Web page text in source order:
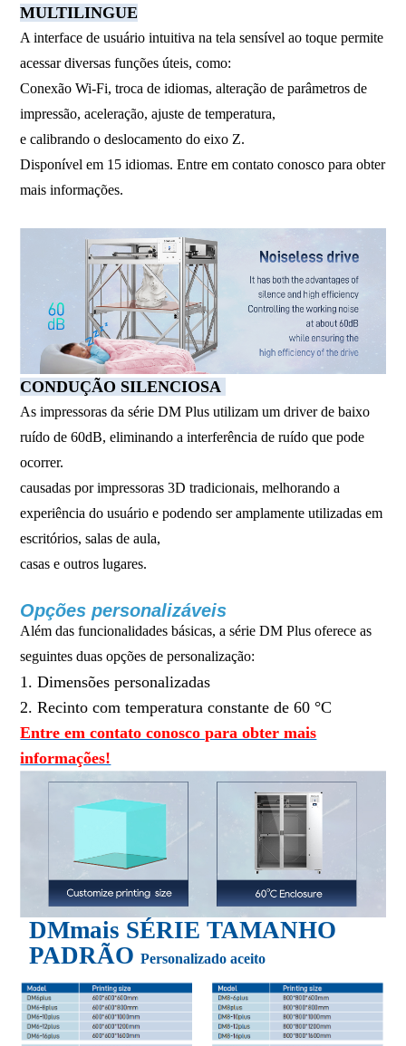
MULTILINGUE
A interface de usuário intuitiva na tela sensível ao toque permite
acessar diversas funções úteis, como:
Conexão Wi-Fi, troca de idiomas, alteração de parâmetros de
impressão, aceleração, ajuste de temperatura,
e calibrando o deslocamento do eixo Z.
Disponível em 15 idiomas. Entre em contato conosco para obter
mais informações.
CONDUÇÃO SILENCIOSA
As impressoras da série DM Plus utilizam um driver de baixo
ruído de 60dB, eliminando a interferência de ruído que pode
ocorrer.
causadas por impressoras 3D tradicionais, melhorando a
experiência do usuário e podendo ser amplamente utilizadas em
escritórios, salas de aula,
casas e outros lugares.
Opções personalizáveis
Além das funcionalidades básicas, a série DM Plus oferece as
seguintes duas opções de personalização:
1. Dimensões personalizadas
2. Recinto com temperatura constante de 60 °C
Entre em contato conosco para obter mais
informações!
DMmais SÉRIE TAMANHO
PADRÃOPersonalizado aceito